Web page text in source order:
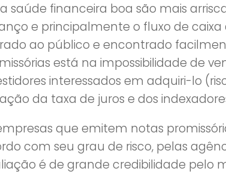
saúde financeira boa são mais
e principalmente o fluxo de
ao público e encontrado
está na impossibilidade de
interessados em adquiri-lo
da taxa de juros e dos
que emitem notas
com seu grau de risco, pelas
é de grande credibilidade pelo